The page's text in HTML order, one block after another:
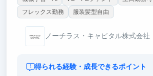
フレックス勤務
服装髪型自由
ノーチラス・キャピタル株式会社
得られる経験・成長できるポイント